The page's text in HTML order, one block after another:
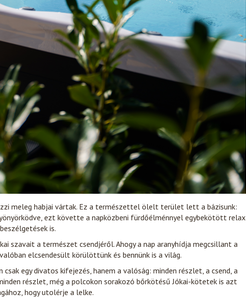
meleg habjai vártak. Ez a természettel ölelt terület lett a bázisunk:
ezt követte a napközbeni fürdőélménnyel egybekötött relax
is.
szavait a természet csendjéről. Ahogy a nap aranyhídja megcsillant a
elcsendesült körülöttünk és bennünk is a világ.
egy divatos kifejezés, hanem a valóság: minden részlet, a csend, a
részlet, még a polcokon sorakozó bőrkötésű Jókai-kötetek is azt
hogy utolérje a lelke.